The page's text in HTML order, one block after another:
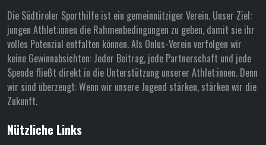
Die Südtiroler Sporthilfe ist ein gemeinnütziger Verein. Unser Ziel:
jungen Athlet:innen die Rahmenbedingungen zu geben, damit sie ihr
volles Potenzial entfalten können. Als Onlus-Verein verfolgen wir
keine Gewinnabsichten: Jeder Beitrag, jede Partnerschaft und jede
Spende fließt direkt in die Unterstützung unserer Athlet:innen. Denn
wir sind überzeugt: Wenn wir unsere Jugend stärken, stärken wir die
Zukunft.
Nützliche Links